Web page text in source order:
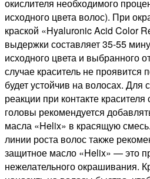
окислителя необходимого
исходного цвета волос). При
краской «Hyaluronic Acid Color
выдержки составляет 35-55
исходного цвета и выбранного
случае краситель не проявится
будет устойчив на волосах. Для
реакции при контакте
головы рекомендуется
масла «Helix» в красящую
линии роста волос также
защитное масло «Helix» — это
нежелательного окрашивания.